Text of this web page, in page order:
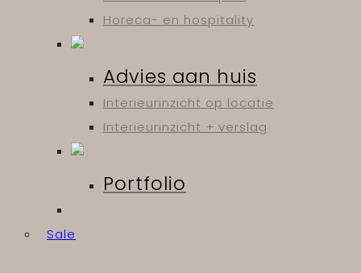
Horeca- en hospitality
Advies aan huis
Interieurinzicht op locatie
Interieurinzicht + verslag
Portfolio
Sale